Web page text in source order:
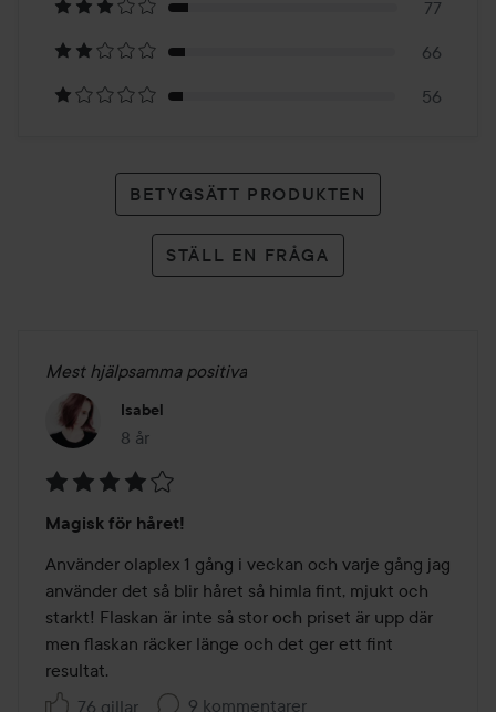
betyg
77
66
56
BETYGSÄTT PRODUKTEN
STÄLL EN FRÅGA
Mest hjälpsamma positiva
Isabel
8 år
Inlägget skapades 8 år
4
av
5
Magisk för håret!
Använder olaplex 1 gång i veckan och varje gång jag
använder det så blir håret så himla fint, mjukt och
starkt! Flaskan är inte så stor och priset är upp där
men flaskan räcker länge och det ger ett fint
resultat.
76 gillar
9 kommentarer